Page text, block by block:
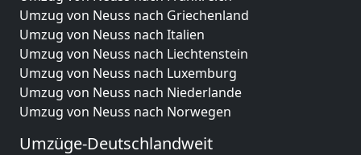
Umzug von Neuss nach Griechenland
Umzug von Neuss nach Italien
Umzug von Neuss nach Liechtenstein
Umzug von Neuss nach Luxemburg
Umzug von Neuss nach Niederlande
Umzug von Neuss nach Norwegen
Umzüge-Deutschlandweit